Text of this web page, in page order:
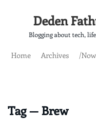
Deden
Blogging about tech,
Home Archives /Now
Tag — Brew